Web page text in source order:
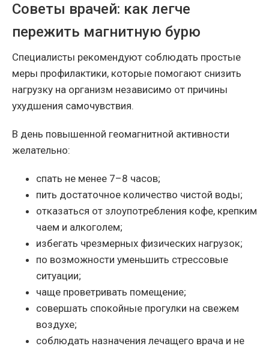
Советы врачей: как легче
пережить магнитную бурю
Специалисты рекомендуют соблюдать простые
меры профилактики, которые помогают снизить
нагрузку на организм независимо от причины
ухудшения самочувствия.
В день повышенной геомагнитной активности
желательно:
спать не менее 7–8 часов;
пить достаточное количество чистой воды;
отказаться от злоупотребления кофе, крепким
чаем и алкоголем;
избегать чрезмерных физических нагрузок;
по возможности уменьшить стрессовые
ситуации;
чаще проветривать помещение;
совершать спокойные прогулки на свежем
воздухе;
соблюдать назначения лечащего врача и не